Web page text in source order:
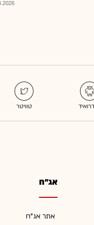
11:08
אג"ח
אתר אג"ח